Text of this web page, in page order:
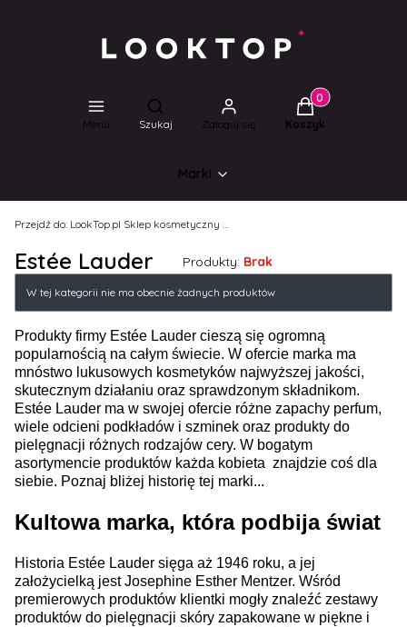
Menu
Otwórz wyszukiwarkę
Szukaj Zaloguj się
Produkty w
Koszyk
Marki
Przejdź do: LookTop.pl Sklep kosmetyczny dla wyjątkowych kobiet!
Estée Lauder Produkty: Brak
Lista produktów
W tej kategorii nie ma obecnie żadnych produktów
Produkty firmy Estée Lauder cieszą się ogromną
popularnością na całym świecie. W ofercie marka ma
mnóstwo lukusowych kosmetyków najwyższej jakości,
skutecznym działaniu oraz sprawdzonym składnikom.
Estée Lauder ma w swojej ofercie różne zapachy perfum,
wiele odcieni podkładów i szminek oraz produkty do
pielęgnacji różnych rodzajów cery. W bogatym
asortymencie produktów każda kobieta znajdzie coś dla
siebie. Poznaj bliżej historię tej marki...
Kultowa marka, która podbija świat
Historia Estée Lauder sięga aż 1946 roku, a jej
założycielką jest Josephine Esther Mentzer. Wśród
premierowych produktów klientki mogły znaleźć zestawy
produktów do pielęgnacji skóry zapakowane w piękne i